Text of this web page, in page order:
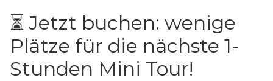
⏳ Jetzt buchen: wenige
Plätze für die nächste 1-
Stunden Mini Tour!